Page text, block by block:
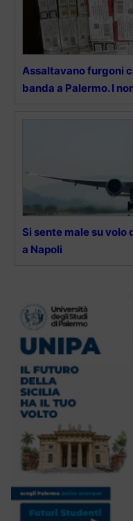
Assaltavano furgoni
banda a Palermo. I
Si sente male su
a Napoli